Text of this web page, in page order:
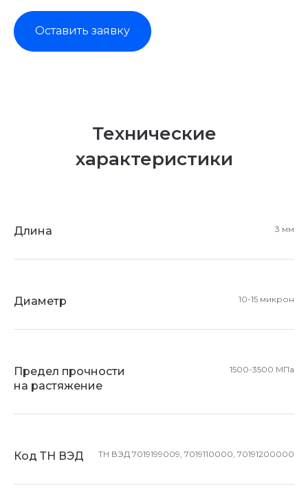
Оставить заявку
Технические
характеристики
Длина 3 мм
Диаметр 10-15 микрон
Предел прочности
на растяжение
1500-3500 МПа
Код ТН ВЭД ТН ВЭД 7019199009, 7019110000, 70191200000